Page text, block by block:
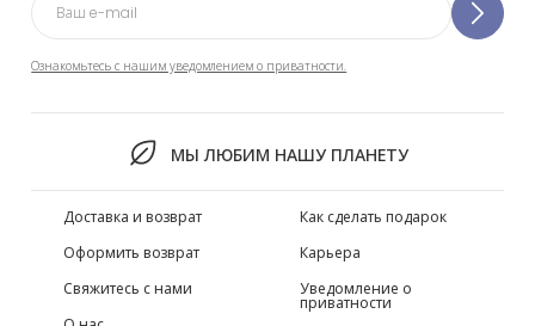
Ознакомьтесь с нашим уведомлением о приватности.
МЫ ЛЮБИМ НАШУ ПЛАНЕТУ
Доставка и возврат
Оформить возврат
Свяжитесь с нами
Как сделать подарок
Карьера
Уведомление о
приватности